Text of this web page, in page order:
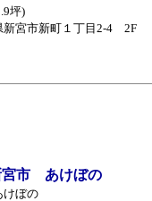
坪)
新宮市新町１丁目2-4 2F
宮市 あけぼの
けぼの